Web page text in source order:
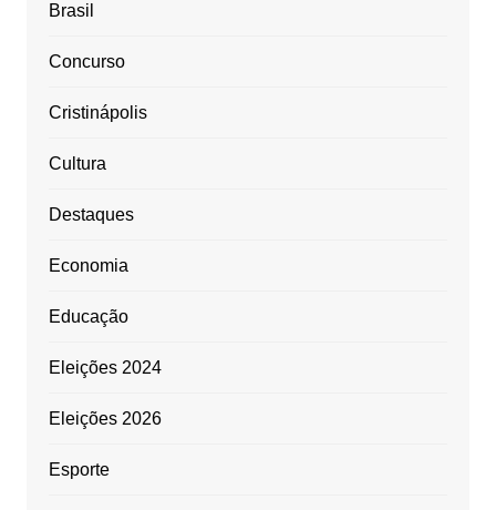
Brasil
Concurso
Cristinápolis
Cultura
Destaques
Economia
Educação
Eleições 2024
Eleições 2026
Esporte